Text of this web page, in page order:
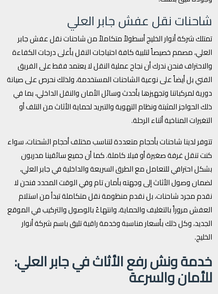
شاحنات نقل عفش جابر العلي
تمتلك شركة أنوار الخليج أسطولاً متكاملاً من شاحنات نقل عفش جابر
العلي، مصمم خصيصاً لتلبية كافة احتياجات النقل بأعلى درجات الكفاءة
والاحتراف فنحن ندرك أن نجاح عملية النقل لا يعتمد فقط على الفريق
الفني بل أيضاً على نوعية الشاحنات المستخدمة، ولذلك نحرص على صيانة
دورية لمركباتنا وتجهيزها بأحدث وسائل الأمان والنقل الداخلي، بما في
ذلك الحواجز المثبتة ونظام التهوية والتبريد لحماية الأثاث من التلف أو
التغيرات المناخية أثناء الرحلة.
تتوفر لدينا شاحنات بأحجام متعددة لتناسب مختلف أحجام الشحنات، سواء
كنت تنقل غرفة صغيرة أو فيلا كاملة. كما أن جميع سائقينا مدربون
بشكل احترافي للتعامل مع الطرق السريعة والداخلية في جابر العلي،
لضمان وصول الأثاث إلى وجهته بأمان تام وفي الوقت المحدد فنحن لا
نقدم مجرد شاحنات، بل نقدم منظومة نقل متكاملة تبدأ من استلام
العفش مروراً بالتغليف والحماية، وانتهاءً بالوصول والتركيب في الموقع
الجديد، وكل ذلك بأسعار مناسبة وخدمة راقية تليق باسم شركة أنوار
الخليج.
خدمة ونش رفع الأثاث في جابر العلي:
للأمان والسرعة